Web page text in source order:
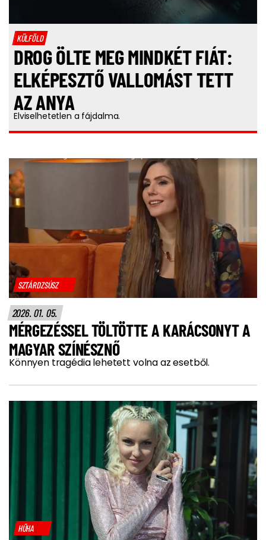
KÜLFÖLD
DROG ÖLTE MEG MINDKÉT FIÁT:
ELKÉPESZTŐ VALLOMÁST TETT
AZ ANYA
Elviselhetetlen a fájdalma.
SZTÁRDZSÚSZ
2026. 01. 05.
MÉRGEZÉSSEL TÖLTÖTTE A KARÁCSONYT A
MAGYAR SZÍNÉSZNŐ
Könnyen tragédia lehetett volna az esetből.
HŰHA